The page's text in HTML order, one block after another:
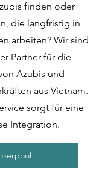
finden oder
die langfristig in
arbeiten? Wir sind
Partner für die
Azubis und
aus Vietnam.
sorgt für eine
Integration.